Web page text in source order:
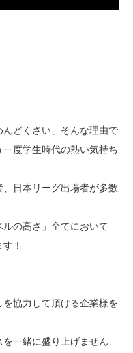
んどくさい」そんな理由で
度学生時代の熱い気持ち
日本リーグ出場者が多数
の高さ」全てにおいて
！
協力して頂ける企業様を
一緒に盛り上げません